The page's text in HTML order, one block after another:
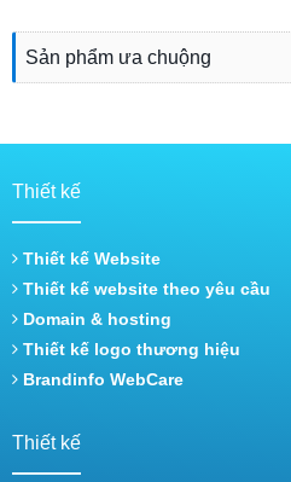
Sản phẩm ưa chuộng
Thiết kế
Thiết kế Website
Thiết kế website theo yêu cầu
Domain & hosting
Thiết kế logo thương hiệu
Brandinfo WebCare
Thiết kế